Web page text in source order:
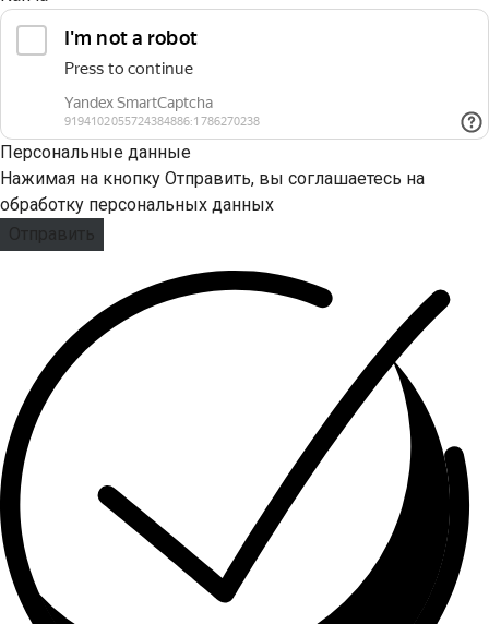
Персональные данные
Нажимая на кнопку Отправить, вы соглашаетесь на
обработку персональных данных
Отправить